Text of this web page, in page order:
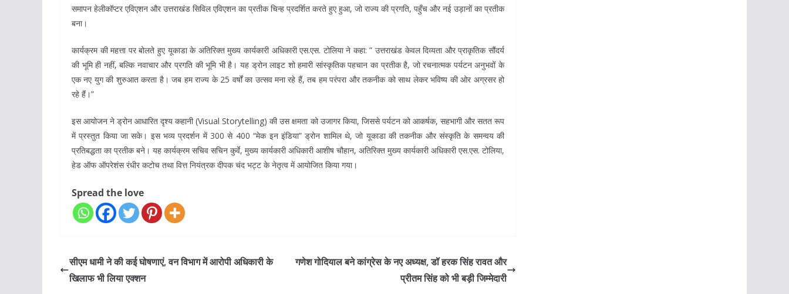
समापन हेलीकॉप्टर एविएशन और उत्तराखंड सिविल एविएशन का प्रतीक चिन्ह प्रदर्शित करते हुए हुआ, जो राज्य की प्रगति, पहुँच और नई उड़ानों का प्रतीक
बना।
कार्यक्रम की महत्ता पर बोलते हुए यूकाडा के अतिरिक्त मुख्य कार्यकारी अधिकारी एस.एस. टोलिया ने कहा: ” उत्तराखंड केवल दिव्यता और प्राकृतिक सौंदर्य
की भूमि ही नहीं, बल्कि नवाचार और प्रगति की भूमि भी है। यह ड्रोन लाइट शो हमारी सांस्कृतिक पहचान का प्रतीक है, जो रचनात्मक पर्यटन अनुभवों के
एक नए युग की शुरुआत करता है। जब हम राज्य के 25 वर्षों का उत्सव मना रहे हैं, तब हम परंपरा और तकनीक को साथ लेकर भविष्य की ओर अग्रसर हो
रहे हैं।”
इस आयोजन ने ड्रोन आधारित दृश्य कहानी (Visual Storytelling) की उस क्षमता को उजागर किया, जिससे पर्यटन को आकर्षक, सहभागी और सतत रूप
में प्रस्तुत किया जा सके। इस भव्य प्रदर्शन में 300 से 400 “मेक इन इंडिया” ड्रोन शामिल थे, जो यूकाडा की तकनीक और संस्कृति के समन्वय की
प्रतिबद्धता का प्रतीक बने। यह कार्यक्रम सचिव सचिन कुर्वे, मुख्य कार्यकारी अधिकारी आशीष चौहान, अतिरिक्त मुख्य कार्यकारी अधिकारी एस.एस. टोलिया,
हेड ऑफ ऑपरेशंस रंधीर कटोच तथा वित्त नियंत्रक दीपक चंद भट्ट के नेतृत्व में आयोजित किया गया।
Spread the love
सीएम धामी ने की कई घोषणाएं, वन विभाग में आरोपी अधिकारी के
खिलाफ भी लिया एक्शन
गणेश गोदियाल बने कांग्रेस के नए अध्यक्ष, डॉ हरक सिंह रावत और
प्रीतम सिंह को भी बड़ी जिम्मेदारी